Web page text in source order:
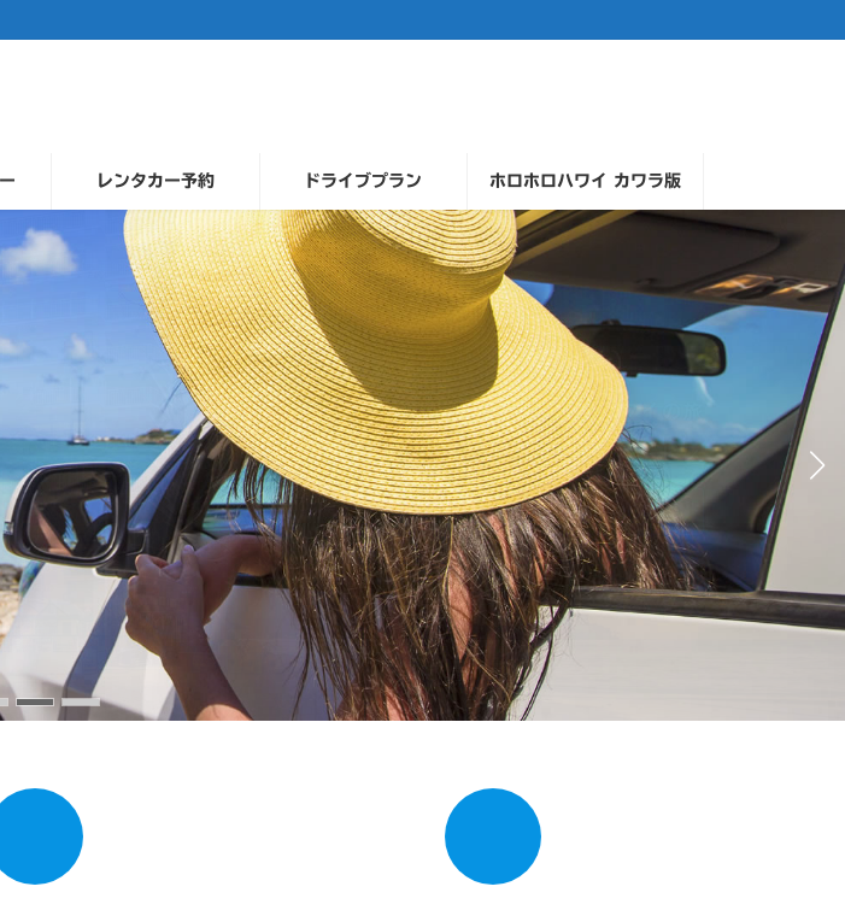
レンタカー予約 ドライブプラン ホロホロハワイ カワラ版
住むように滞在するハワイの旅
コンドミニアム・ホテル予約サービス
READ MORE
ハワイアクティビティー予約
ハワイの人気アクティビティーもご用意
READ MORE